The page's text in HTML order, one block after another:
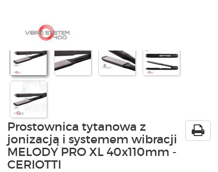
O NAS
Prostownica tytanowa z
jonizacją i systemem wibracji
MELODY PRO XL 40x110mm -
CERIOTTI